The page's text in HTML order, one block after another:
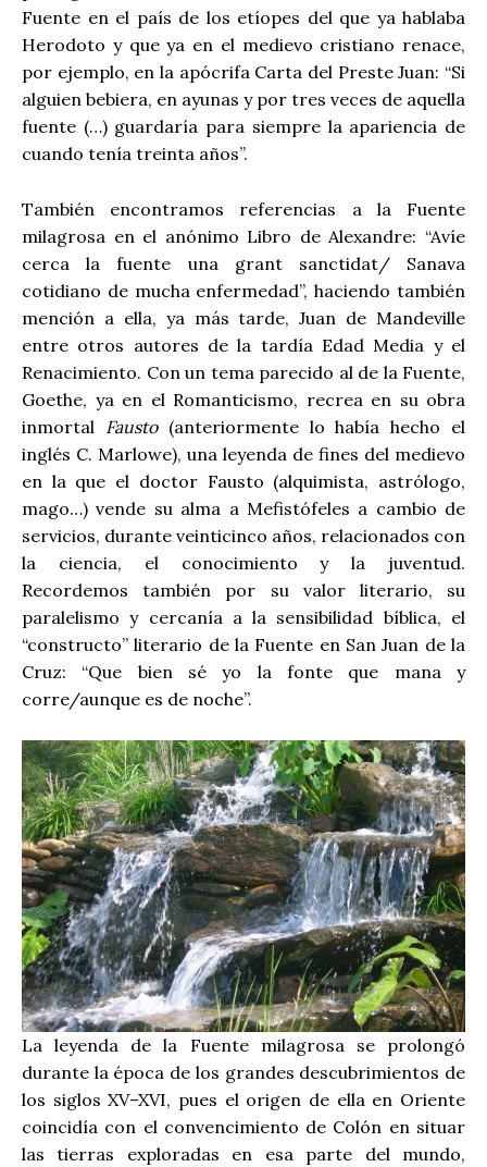
Fuente en el país de los etíopes del que ya hablaba
Herodoto y que ya en el medievo cristiano renace,
por ejemplo, en la apócrifa Carta del Preste Juan: “Si
alguien bebiera, en ayunas y por tres veces de aquella
fuente (…) guardaría para siempre la apariencia de
cuando tenía treinta años”.
También encontramos referencias a la Fuente
milagrosa en el anónimo Libro de Alexandre: “Avíe
cerca la fuente una grant sanctidat/ Sanava
cotidiano de mucha enfermedad”, haciendo también
mención a ella, ya más tarde, Juan de Mandeville
entre otros autores de la tardía Edad Media y el
Renacimiento. Con un tema parecido al de la Fuente,
Goethe, ya en el Romanticismo, recrea en su obra
inmortal
Fausto(anteriormente lo había hecho el
inglés C. Marlowe), una leyenda de fines del medievo
en la que el doctor Fausto (alquimista, astrólogo,
mago…) vende su alma a Mefistófeles a cambio de
servicios, durante veinticinco años, relacionados con
la ciencia, el conocimiento y la juventud.
Recordemos también por su valor literario, su
paralelismo y cercanía a la sensibilidad bíblica, el
“constructo” literario de la Fuente en San Juan de la
Cruz: “Que bien sé yo la fonte que mana y
corre/aunque es de noche”.
La leyenda de la Fuente milagrosa se prolongó
durante la época de los grandes descubrimientos de
los siglos XV–XVI, pues el origen de ella en Oriente
coincidía con el convencimiento de Colón en situar
las tierras exploradas en esa parte del mundo,